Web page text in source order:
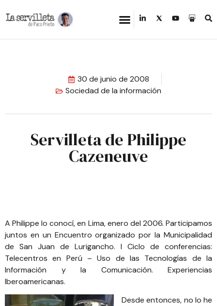
30 de junio de 2008
Sociedad de la información
Servilleta de Philippe
Cazeneuve
A Philippe lo conocí, en Lima, enero del 2006. Participamos
juntos en un Encuentro organizado por la Municipalidad
de San Juan de Lurigancho. I Ciclo de conferencias:
Telecentros en Perú – Uso de las Tecnologías de la
Información y la Comunicación. Experiencias
Iberoamericanas.
Desde entonces, no lo he